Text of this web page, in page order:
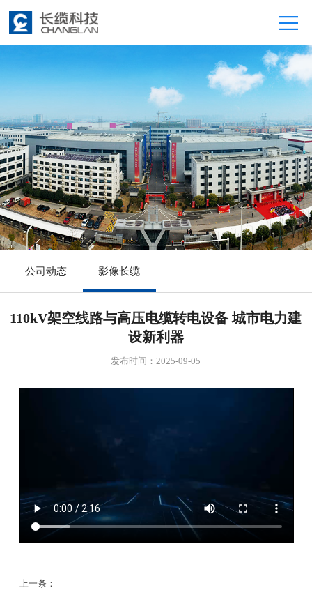
公司动态 影像长缆
110kV架空线路与高压电缆转电设备 城市电力建
设新利器
发布时间：2025-09-05
上一条：